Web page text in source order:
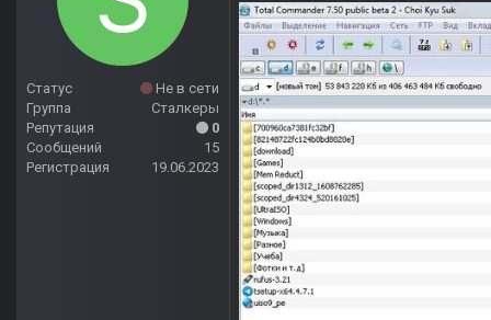
Статус
Не в сети
Группа
Сталкеры
Репутация
0
Сообщений
15
Регистрация
19.06.2023